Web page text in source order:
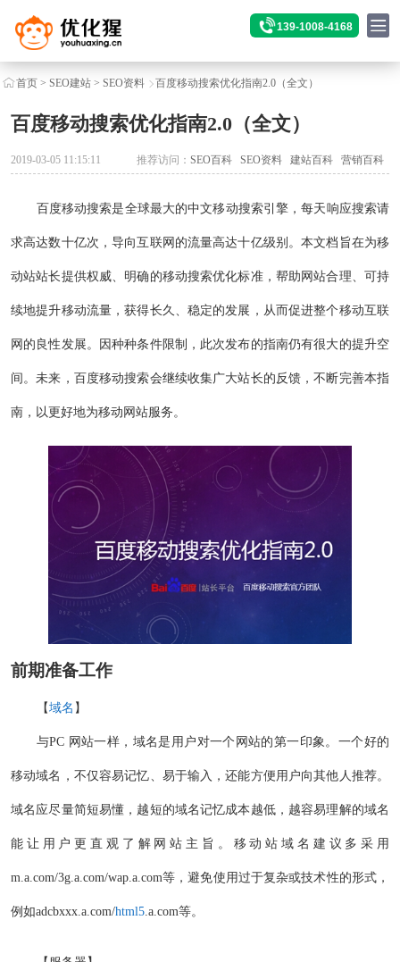
139-1008-4168
首页> SEO建站> SEO资料 百度移动搜索优化指南2.0（全文）
百度移动搜索优化指南2.0（全文）
2019-03-05 11:15:11 推荐访问：SEO百科 SEO资料 建站百科 营销百科
百度移动搜索是全球最大的中文移动搜索引擎，每天响应搜索请
求高达数十亿次，导向互联网的流量高达十亿级别。本文档旨在为移
动站站长提供权威、明确的移动搜索优化标准，帮助网站合理、可持
续地提升移动流量，获得长久、稳定的发展，从而促进整个移动互联
网的良性发展。因种种条件限制，此次发布的指南仍有很大的提升空
间。未来，百度移动搜索会继续收集广大站长的反馈，不断完善本指
南，以更好地为移动网站服务。
前期准备工作
【域名 】
与PC 网站一样，域名是用户对一个网站的第一印象。一个好的
移动域名，不仅容易记忆、易于输入，还能方便用户向其他人推荐。
域名应尽量简短易懂，越短的域名记忆成本越低，越容易理解的域名
能让用户更直观了解网站主旨。移动站域名建议多采用
m.a.com/3g.a.com/wap.a.com等，避免使用过于复杂或技术性的形式，
例如adcbxxx.a.com/html5.a.com等。